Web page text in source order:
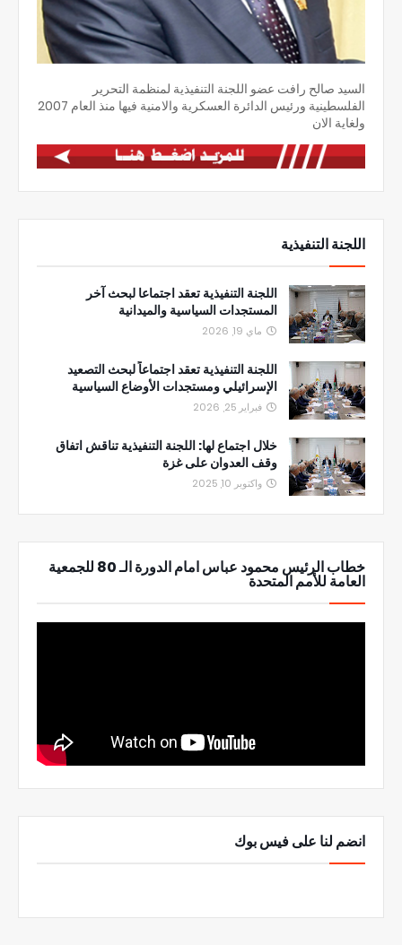
السيد صالح رافت عضو اللجنة التنفيذية لمنظمة التحرير
الفلسطينية ورئيس الدائرة العسكرية والامنية فيها منذ العام 2007
ولغاية الان
اللجنة التنفيذية
اللجنة التنفيذية تعقد اجتماعا لبحث آخر
المستجدات السياسية والميدانية
ماي 19, 2026
اللجنة التنفيذية تعقد اجتماعاً لبحث التصعيد
الإسرائيلي ومستجدات الأوضاع السياسية
فبراير 25, 2026
خلال اجتماع لها: اللجنة التنفيذية تناقش اتفاق
وقف العدوان على غزة
واكتوبر 10, 2025
خطاب الرئيس محمود عباس امام الدورة الـ 80 للجمعية
العامة للأمم المتحدة
انضم لنا على فيس بوك